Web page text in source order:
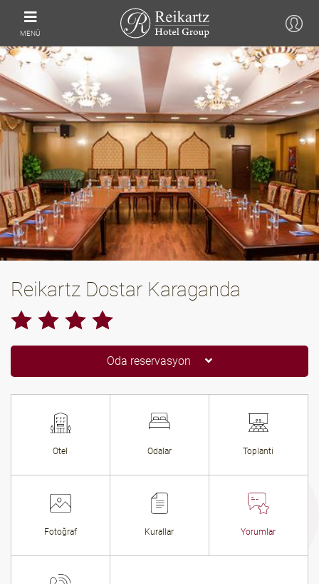
MENÜ
Reikartz Dostar Karaganda
Oda reservasyon
Otel Odalar Toplanti
Fotoğraf Kurallar Yorumlar